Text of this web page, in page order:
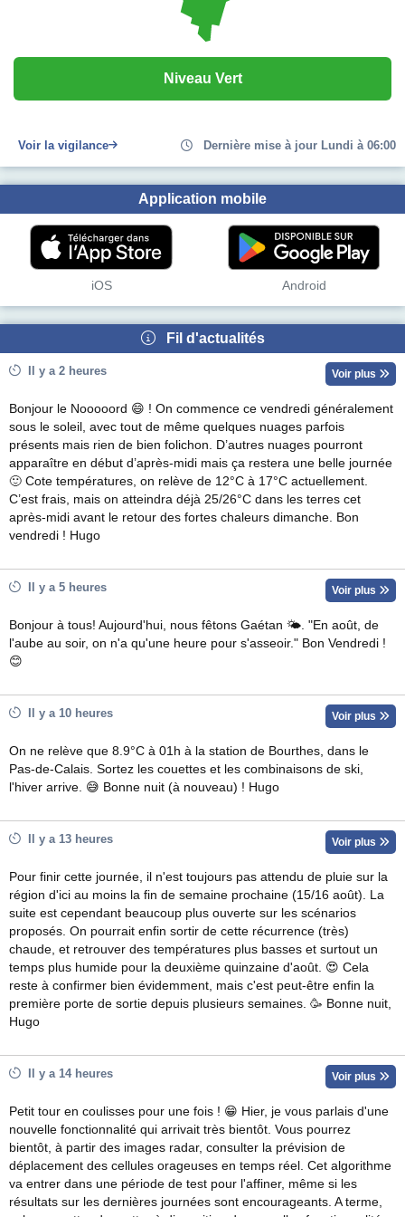
Niveau Vert
Voir la vigilance Dernière mise à jour Lundi à 06:00
Application mobile
iOS Android
Fil d'actualités
Il y a 2 heures Voir plus
Bonjour le Nooooord 😄 ! On commence ce vendredi généralement
sous le soleil, avec tout de même quelques nuages parfois
présents mais rien de bien folichon. D’autres nuages pourront
apparaître en début d’après-midi mais ça restera une belle journée
🙂 Cote températures, on relève de 12°C à 17°C actuellement.
C’est frais, mais on atteindra déjà 25/26°C dans les terres cet
après-midi avant le retour des fortes chaleurs dimanche. Bon
vendredi ! Hugo
Il y a 5 heures Voir plus
Bonjour à tous! Aujourd'hui, nous fêtons Gaétan 🌤. "En août, de
l'aube au soir, on n'a qu'une heure pour s'asseoir." Bon Vendredi !
😊
Il y a 10 heures Voir plus
On ne relève que 8.9°C à 01h à la station de Bourthes, dans le
Pas-de-Calais. Sortez les couettes et les combinaisons de ski,
l'hiver arrive. 😅 Bonne nuit (à nouveau) ! Hugo
Il y a 13 heures Voir plus
Pour finir cette journée, il n'est toujours pas attendu de pluie sur la
région d'ici au moins la fin de semaine prochaine (15/16 août). La
suite est cependant beaucoup plus ouverte sur les scénarios
proposés. On pourrait enfin sortir de cette récurrence (très)
chaude, et retrouver des températures plus basses et surtout un
temps plus humide pour la deuxième quinzaine d'août. 😍 Cela
reste à confirmer bien évidemment, mais c'est peut-être enfin la
première porte de sortie depuis plusieurs semaines. 🥳 Bonne nuit,
Hugo
Il y a 14 heures Voir plus
Petit tour en coulisses pour une fois ! 😁 Hier, je vous parlais d'une
nouvelle fonctionnalité qui arrivait très bientôt. Vous pourrez
bientôt, à partir des images radar, consulter la prévision de
déplacement des cellules orageuses en temps réel. Cet algorithme
va entrer dans une période de test pour l'affiner, même si les
résultats sur les dernières journées sont encourageants. A terme,